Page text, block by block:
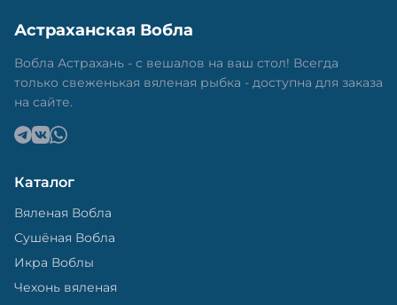
Астраханская Вобла
Вобла Астрахань - с вешалов на ваш стол! Всегда
только свеженькая вяленая рыбка - доступна для заказа
на сайте.
Каталог
Вяленая Вобла
Сушёная Вобла
Икра Воблы
Чехонь вяленая